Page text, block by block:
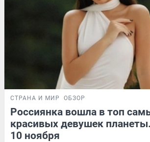
СТРАНА И МИР ОБЗОР
Россиянка вошла в топ
красивых девушек
10 ноября